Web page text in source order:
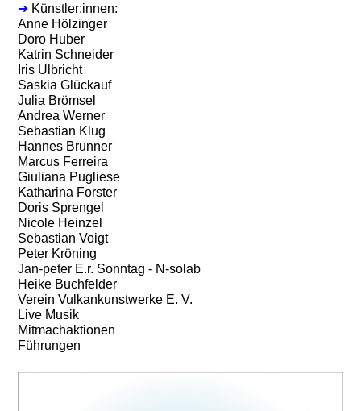
➔ Künstler:innen:
Anne Hölzinger
Doro Huber
Katrin Schneider
Iris Ulbricht
Saskia Glückauf
Julia Brömsel
Andrea Werner
Sebastian Klug
Hannes Brunner
Marcus Ferreira
Giuliana Pugliese
Katharina Forster
Doris Sprengel
Nicole Heinzel
Sebastian Voigt
Peter Kröning
Jan-peter E.r. Sonntag - N-solab
Heike Buchfelder
Verein Vulkankunstwerke E. V.
Live Musik
Mitmachaktionen
Führungen